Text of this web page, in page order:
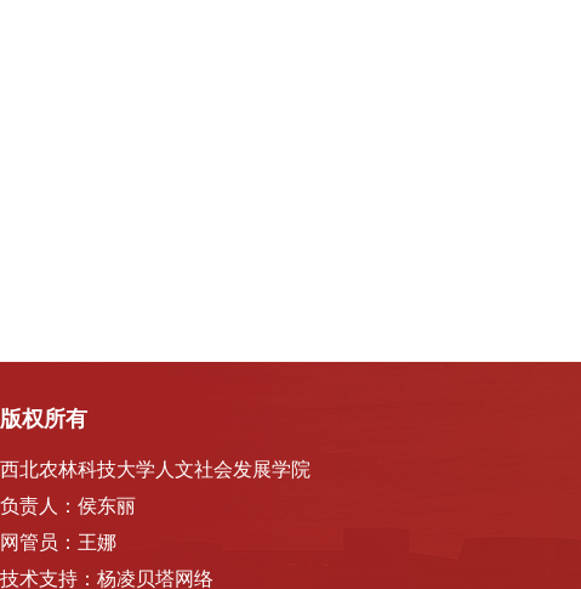
版权所有
西北农林科技大学人文社会发展学院
负责人：侯东丽
网管员：王娜
技术支持：杨凌贝塔网络